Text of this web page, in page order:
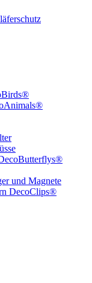
und Magnete
DecoClips®